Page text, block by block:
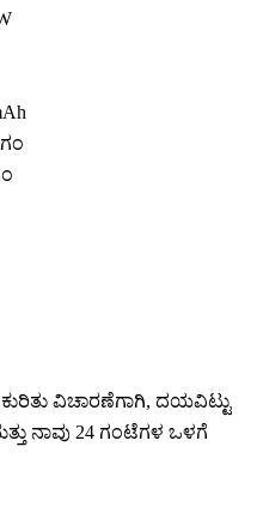
ವಿಚಾರಣೆಗಾಗಿ, ದಯವಿಟ್ಟು
ನಾವು 24 ಗಂಟೆಗಳ ಒಳಗೆ